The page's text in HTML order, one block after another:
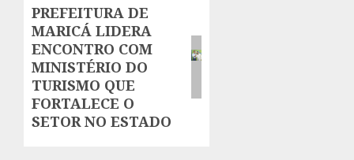
Next
post:
PREFEITURA DE
MARICÁ LIDERA
ENCONTRO COM
MINISTÉRIO DO
TURISMO QUE
FORTALECE O
SETOR NO ESTADO